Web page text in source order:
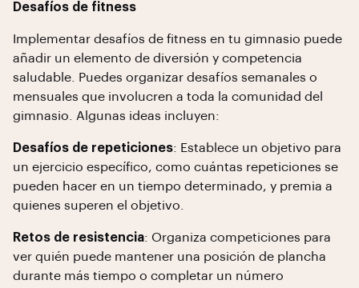
Desafíos de fitness
Implementar desafíos de fitness en tu gimnasio puede
añadir un elemento de diversión y competencia
saludable. Puedes organizar desafíos semanales o
mensuales que involucren a toda la comunidad del
gimnasio. Algunas ideas incluyen:
Desafíos de repeticiones: Establece un objetivo para
un ejercicio específico, como cuántas repeticiones se
pueden hacer en un tiempo determinado, y premia a
quienes superen el objetivo.
Retos de resistencia: Organiza competiciones para
ver quién puede mantener una posición de plancha
durante más tiempo o completar un número